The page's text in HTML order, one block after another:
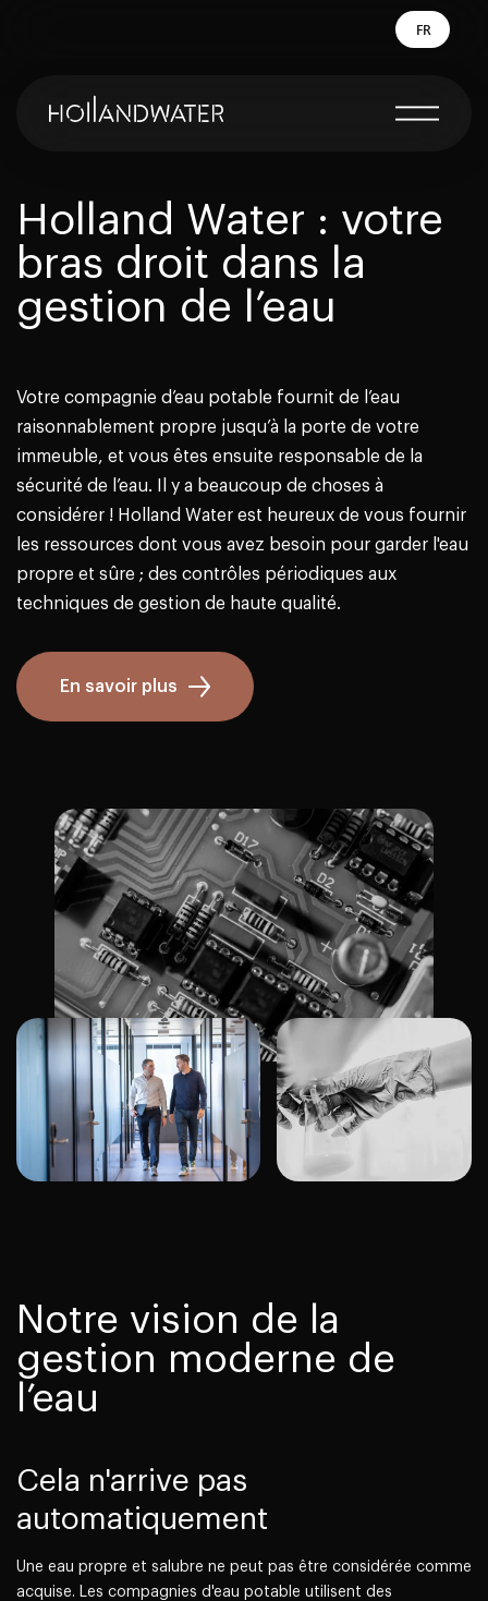
FR
Holland Water : votre
bras droit dans la
gestion de l’eau
Votre compagnie d’eau potable fournit de l’eau
raisonnablement propre jusqu’à la porte de votre
immeuble, et vous êtes ensuite responsable de la
sécurité de l’eau. Il y a beaucoup de choses à
considérer ! Holland Water est heureux de vous fournir
les ressources dont vous avez besoin pour garder l'eau
propre et sûre ; des contrôles périodiques aux
techniques de gestion de haute qualité.
En savoir plus
Notre vision de la
gestion moderne de
l’eau
Cela n'arrive pas
automatiquement
Une eau propre et salubre ne peut pas être considérée comme
acquise. Les compagnies d'eau potable utilisent des